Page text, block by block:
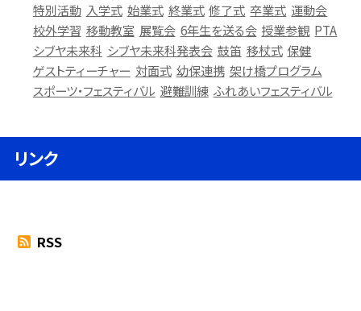
特別活動 入学式 始業式 終業式 修了式 卒業式 運動会
校外学習 移動教室 展覧会 6年生を送る会 授業参観 PTA
シブヤ未来科 シブヤ未来科発表会 鼓笛 移杖式 保健
ゲストティーチャー 対面式 幼保連携 架け橋プログラム
スポーツ・フェスティバル 避難訓練 ふれあいフェスティバル
リンク
RSS